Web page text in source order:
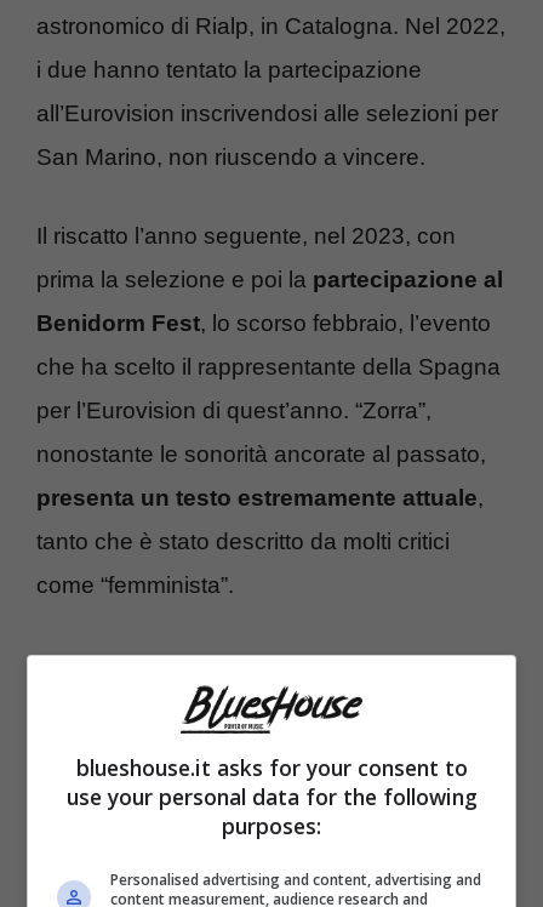
astronomico di Rialp, in Catalogna. Nel 2022,
i due hanno tentato la partecipazione
all’Eurovision inscrivendosi alle selezioni per
San Marino, non riuscendo a vincere.
Il riscatto l’anno seguente, nel 2023, con
prima la selezione e poi la partecipazione al
Benidorm Fest, lo scorso febbraio, l’evento
che ha scelto il rappresentante della Spagna
per l’Eurovision di quest’anno. “Zorra”,
nonostante le sonorità ancorate al passato,
presenta un testo estremamente attuale,
tanto che è stato descritto da molti critici
come “femminista”.
blueshouse.it asks for your consent to
use your personal data for the following
purposes:
Personalised advertising and content, advertising and
content measurement, audience research and